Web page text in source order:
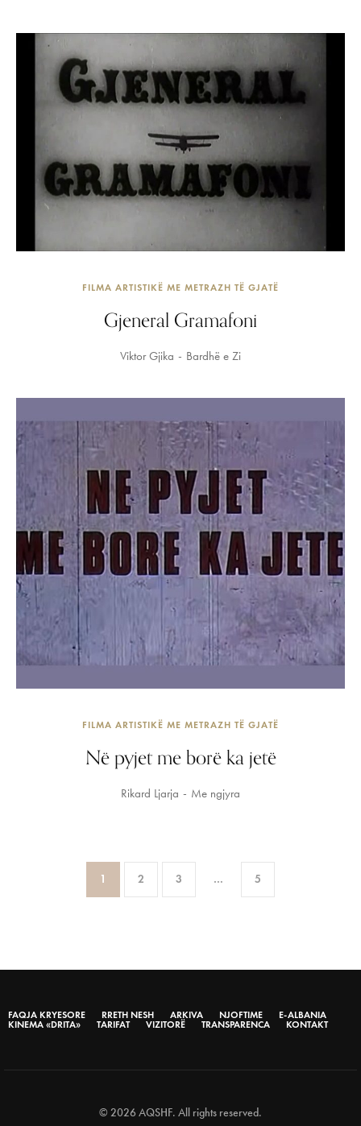
FILMA ARTISTIKË ME METRAZH TË GJATË
Gjeneral Gramafoni
Viktor Gjika Bardhë e Zi
FILMA ARTISTIKË ME METRAZH TË GJATË
Në pyjet me borë ka jetë
Rikard Ljarja Me ngjyra
1 2 3 … 5
FAQJA KRYESORE RRETH NESH ARKIVA NJOFTIME
E-ALBANIA
KINEMA «DRITA»
TARIFAT VIZITORË TRANSPARENCA KONTAKT
© 2026 AQSHF. All rights reserved.